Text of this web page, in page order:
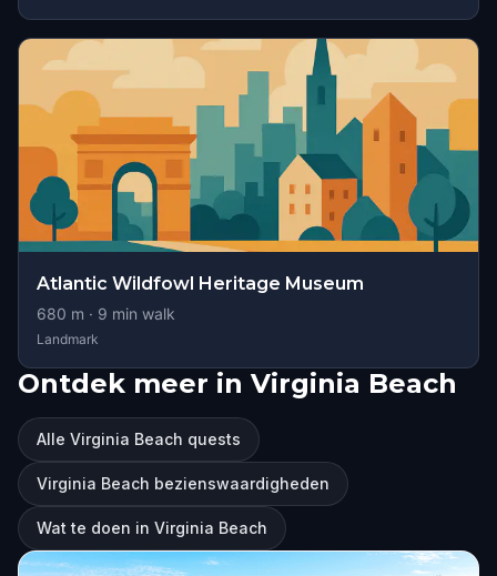
Atlantic Wildfowl Heritage Museum
680 m · 9 min walk
Landmark
Ontdek meer in Virginia Beach
Alle Virginia Beach quests
Virginia Beach bezienswaardigheden
Wat te doen in Virginia Beach